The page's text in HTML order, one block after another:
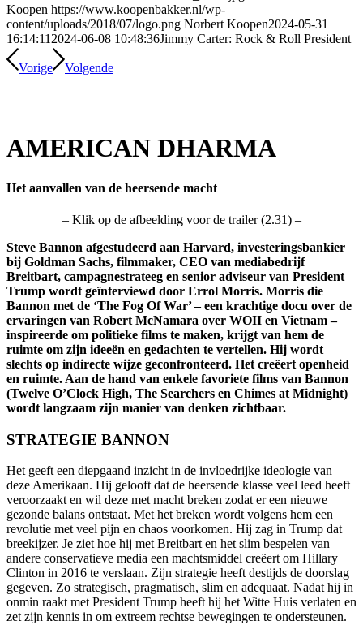
Koopen https://www.koopenbakker.nl/wp-
content/uploads/2018/07/logo.png Norbert Koopen2024-05-31
16:14:11 2024-06-08 10:48:36Jimmy Carter: Rock & Roll President
Vorige Volgende
AMERICAN DHARMA
Het aanvallen van de heersende macht
– Klik op de afbeelding voor de trailer (2.31) –
Steve Bannon afgestudeerd aan Harvard, investeringsbankier
bij Goldman Sachs, filmmaker, CEO van mediabedrijf
Breitbart, campagnestrateeg en senior adviseur van President
Trump wordt geïnterviewd door Errol Morris. Morris die
Bannon met de ‘The Fog Of War’ – een krachtige docu over de
ervaringen van Robert McNamara over WOII en Vietnam –
inspireerde om politieke films te maken, krijgt van hem de
ruimte om zijn ideeën en gedachten te vertellen. Hij wordt
slechts op indirecte wijze geconfronteerd. Het creëert openheid
en ruimte. Aan de hand van enkele favoriete films van Bannon
(Twelve O’Clock High, The Searchers en Chimes at Midnight)
wordt langzaam zijn manier van denken zichtbaar.
STRATEGIE BANNON
Het geeft een diepgaand inzicht in de invloedrijke ideologie van
deze Amerikaan. Hij gelooft dat de heersende klasse veel leed heeft
veroorzaakt en wil deze met macht breken zodat er een nieuwe
gezonde balans ontstaat. Met het breken wordt volgens hem een
revolutie met veel pijn en chaos voorkomen. Hij zag in Trump dat
breekijzer. Je ziet hoe hij met Breitbart en het slim bespelen van
andere conservatieve media een machtsmiddel creëert om Hillary
Clinton in 2016 te verslaan. Zijn strategie heeft destijds de doorslag
gegeven. Zo strategisch, pragmatisch, slim en adequaat. Nadat hij in
onmin raakt met President Trump heeft hij het Witte Huis verlaten en
zet zijn kennis in om extreem rechtse bewegingen te ondersteunen.